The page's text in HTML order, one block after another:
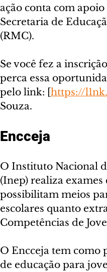
ação conta com
Secretaria de
(RMC).
Se você fez a
perca essa
pelo link: [https://
Souza.
Encceja
O Instituto Nacional
(Inep) realiza exames
possibilitam meios
escolares quanto
Competências de
O Encceja tem
de educação para